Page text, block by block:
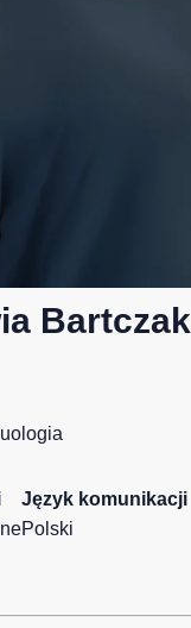
Bartczak
Język komunikacji
Polski